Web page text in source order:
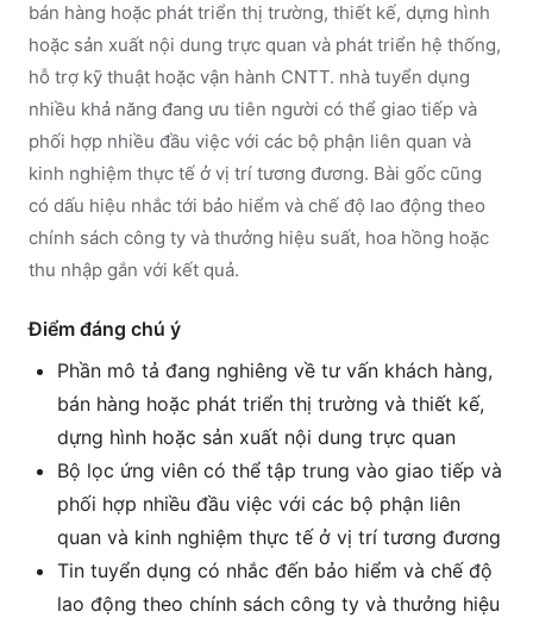
bán hàng hoặc phát triển thị trường, thiết kế, dựng hình
hoặc sản xuất nội dung trực quan và phát triển hệ thống,
hỗ trợ kỹ thuật hoặc vận hành CNTT. nhà tuyển dụng
nhiều khả năng đang ưu tiên người có thể giao tiếp và
phối hợp nhiều đầu việc với các bộ phận liên quan và
kinh nghiệm thực tế ở vị trí tương đương. Bài gốc cũng
có dấu hiệu nhắc tới bảo hiểm và chế độ lao động theo
chính sách công ty và thưởng hiệu suất, hoa hồng hoặc
thu nhập gắn với kết quả.
Điểm đáng chú ý
Phần mô tả đang nghiêng về tư vấn khách hàng,
bán hàng hoặc phát triển thị trường và thiết kế,
dựng hình hoặc sản xuất nội dung trực quan
Bộ lọc ứng viên có thể tập trung vào giao tiếp và
phối hợp nhiều đầu việc với các bộ phận liên
quan và kinh nghiệm thực tế ở vị trí tương đương
Tin tuyển dụng có nhắc đến bảo hiểm và chế độ
lao động theo chính sách công ty và thưởng hiệu